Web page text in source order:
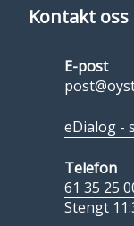
Kontakt oss
E-post
eDialog -
Telefon
61 35 25
Stengt